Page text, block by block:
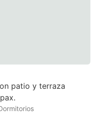
patio y terraza